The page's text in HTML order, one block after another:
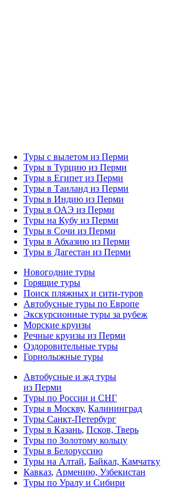
Туры с вылетом из Перми
Туры в Турцию из Перми
Туры в Египет из Перми
Туры в Таиланд из Перми
Туры в Индию из Перми
Туры в ОАЭ из Перми
Туры на Кубу из Перми
Туры в Сочи из Перми
Туры в Абхазию из Перми
Туры в Дагестан из Перми
Новогодние туры
Горящие туры
Поиск пляжных и сити-туров
Автобусные туры по Европе
Экскурсионные туры за рубеж
Морские круизы
Речные круизы из Перми
Оздоровительные туры
Горнолыжные туры
Автобусные и жд туры
из Перми
Туры по России и СНГ
Туры в Москву, Калининград
Туры Санкт-Петербург
Туры в Казань, Псков, Тверь
Туры по Золотому кольцу
Туры в Белоруссию
Туры на Алтай, Байкал, Камчатку
Кавказ, Армению, Узбекистан
Туры по Уралу и Сибири